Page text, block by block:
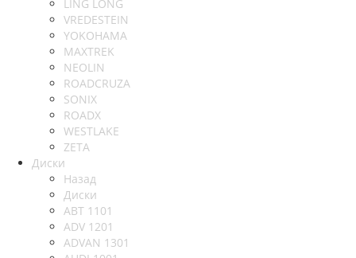
LING LONG
VREDESTEIN
YOKOHAMA
MAXTREK
NEOLIN
ROADCRUZA
SONIX
ROADX
WESTLAKE
ZETA
Диски
Назад
Диски
ABT 1101
ADV 1201
ADVAN 1301